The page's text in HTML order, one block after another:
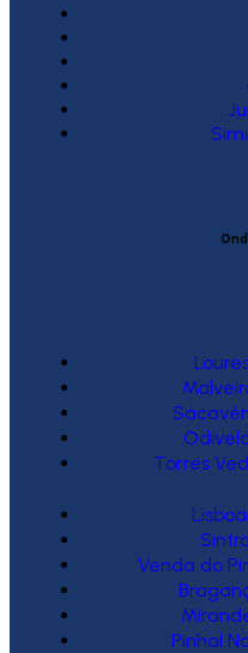
Torres
Lisboa
Venda do
Pinhal